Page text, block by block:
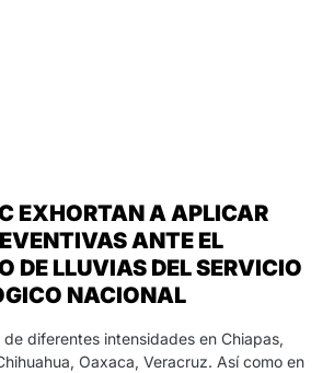
EXHORTAN A APLICAR
ANTE EL
DE LLUVIAS DEL SERVICIO
NACIONAL
diferentes intensidades en Chiapas,
Oaxaca, Veracruz. Así como en